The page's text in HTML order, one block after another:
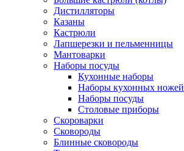
Дистилляторы
Казаны
Кастрюли
Лапшерезки и пельменницы
Мантоварки
Наборы посуды
Кухонные наборы
Наборы кухонных ножей
Наборы посуды
Столовые приборы
Скороварки
Сковороды
Блинные сковороды